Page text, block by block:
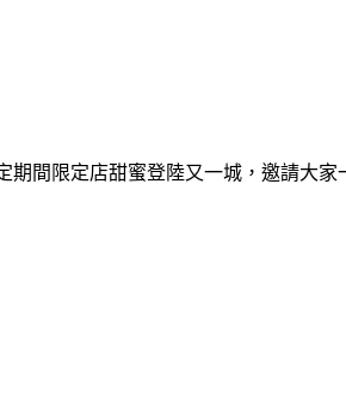
期間限定店甜蜜登陸又一城，邀請大